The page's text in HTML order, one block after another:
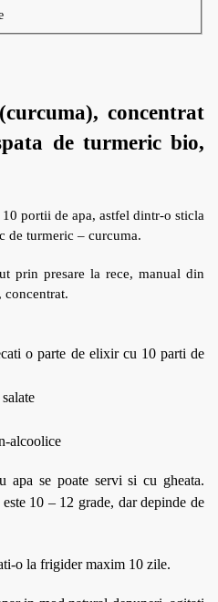
concentrat
de turmeric bio,
portii de apa, astfel dintr-o sticla
de turmeric – curcuma.
prin presare la rece, manual din
concentrat.
o parte de elixir cu 10 parti de
alcoolice
apa se poate servi si cu gheata.
10 – 12 grade, dar depinde de
o la frigider maxim 10 zile.